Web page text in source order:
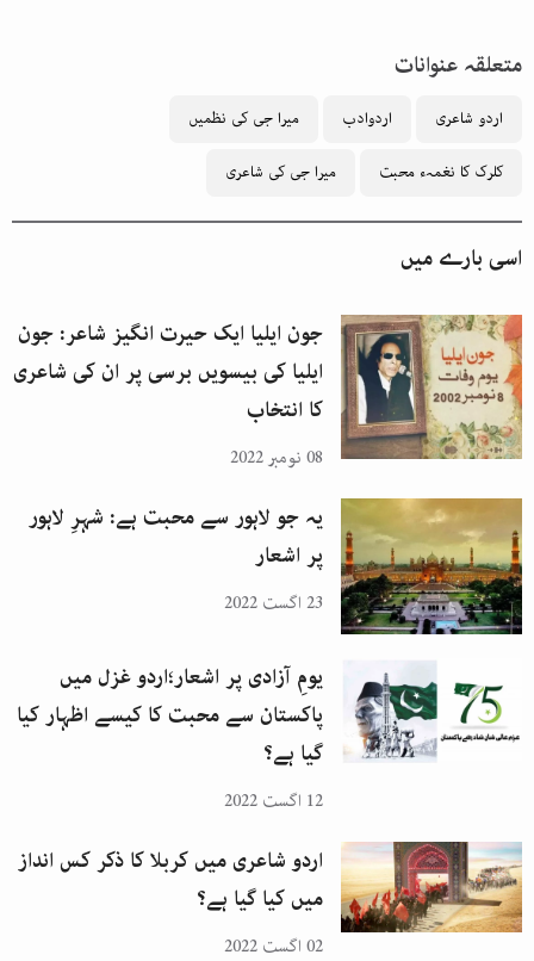
متعلقہ عنوانات
اردو شاعری اردوادب میرا جی کی نظمیں
کلرک کا نغمہء محبت میرا جی کی شاعری
اسی بارے میں
جون ایلیا ایک حیرت انگیز شاعر: جون
ایلیا کی بیسویں برسی پر ان کی شاعری
کا انتخاب
08 نومبر 2022
یہ جو لاہور سے محبت ہے: شہرِ لاہور
پر اشعار
23 اگست 2022
یومِ آزادی پر اشعار؛اردو غزل میں
پاکستان سے محبت کا کیسے اظہار کیا
گیا ہے؟
12 اگست 2022
اردو شاعری میں کربلا کا ذکر کس انداز
میں کیا گیا ہے؟
02 اگست 2022